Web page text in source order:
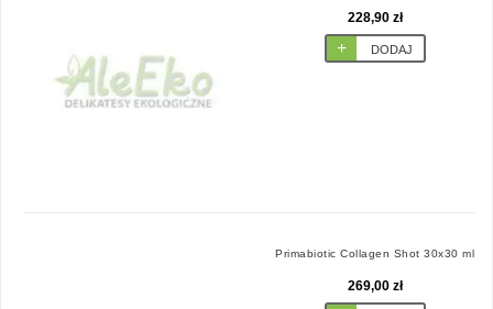
228,90 zł
DODAJ
Primabiotic Collagen Shot 30x30 ml
269,00 zł